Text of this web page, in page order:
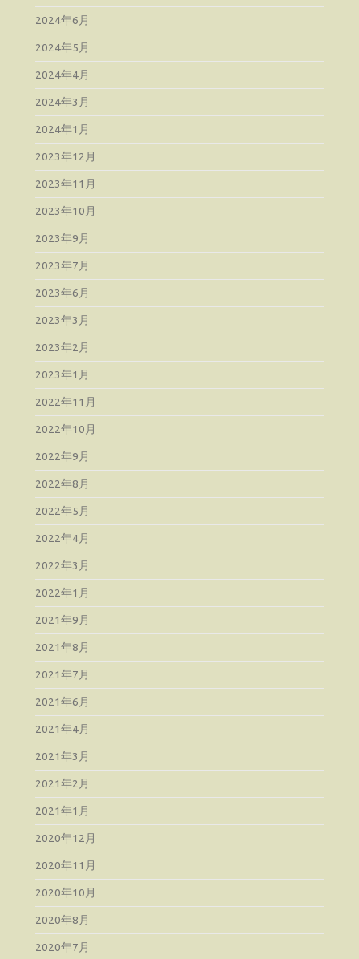
2024年6月
2024年5月
2024年4月
2024年3月
2024年1月
2023年12月
2023年11月
2023年10月
2023年9月
2023年7月
2023年6月
2023年3月
2023年2月
2023年1月
2022年11月
2022年10月
2022年9月
2022年8月
2022年5月
2022年4月
2022年3月
2022年1月
2021年9月
2021年8月
2021年7月
2021年6月
2021年4月
2021年3月
2021年2月
2021年1月
2020年12月
2020年11月
2020年10月
2020年8月
2020年7月